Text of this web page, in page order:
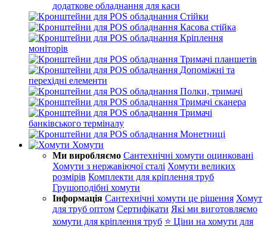
додаткове обладнання для каси
Стійки
Касова стійка
Кріплення
моніторів
Тримачі планшетів
Допоміжні та
перехідні елементи
Полки, тримачі
Тримачі сканера
Тримачі
банківського терміналу
Монетниці
Хомути
Ми виробляємо Сантехнічні хомути оцинковані
Хомути з нержавіючої сталі Хомути великих
розмірів Комплекти для кріплення труб
Грушоподібні хомути
Інформація Сантехнічні хомути це рішення Хомут
для труб оптом Сертифікати Які ми виготовляємо
хомути для кріплення труб ⭐ Ціни на хомути для